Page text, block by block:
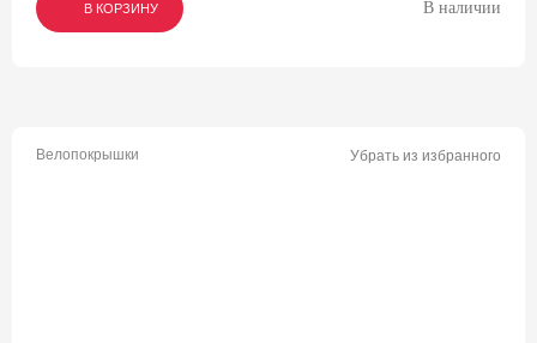
В КОРЗИНУ
В КОРЗИНУ
В КОРЗИНУ В наличии
Велопокрышки Убрать из избранного